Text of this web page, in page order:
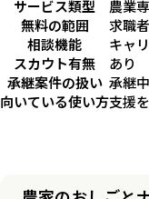
サービス類型
農業
無料の範囲
求職
相談機能
キャ
スカウト有無
あり
承継案件の扱い 承継
向いている使い方支援